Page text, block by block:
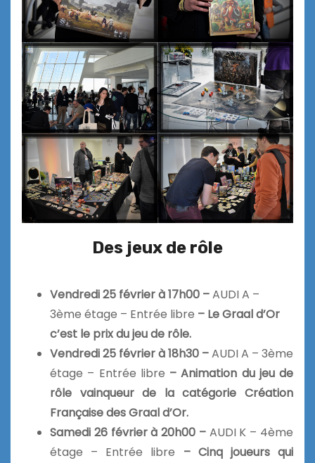
Des jeux de rôle
Vendredi 25 février à 17h00 –AUDI A –
3ème étage – Entrée libre – Le Graal d’Or
c’est le prix du jeu de rôle.
Vendredi 25 février à 18h30 –AUDI A – 3ème
étage – Entrée libre – Animation du jeu de
rôle vainqueur de la catégorie Création
Française des Graal d’Or.
Samedi 26 février à 20h00 –AUDI K – 4ème
étage – Entrée libre – Cinq joueurs qui